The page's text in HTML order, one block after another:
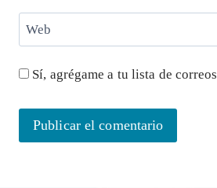
Web
Sí, agrégame a tu lista de correos